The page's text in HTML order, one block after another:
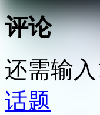
评论
还需输
话题